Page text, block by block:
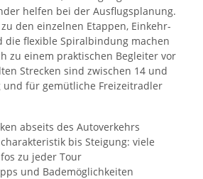
helfen bei der Ausflugsplanung.
den einzelnen Etappen, Einkehr-
die flexible Spiralbindung machen
zu einem praktischen Begleiter vor
Strecken sind zwischen 14 und
und für gemütliche Freizeitradler
abseits des Autoverkehrs
bis Steigung: viele
zu jeder Tour
und Bademöglichkeiten